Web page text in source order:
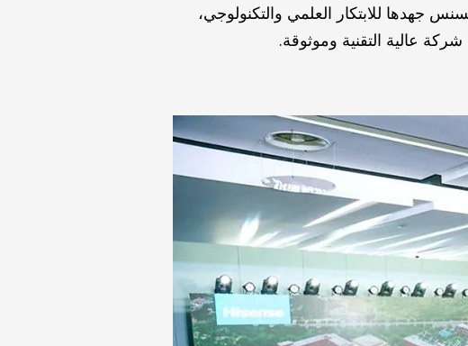
جهدها للابتكار العلمي والتكنولوجي،
عالية التقنية وموثوقة.